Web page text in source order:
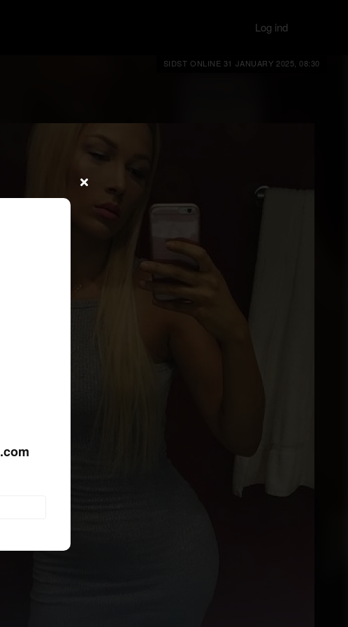
Log ind
SIDST ONLINE 31 JANUARY 2025, 08:30